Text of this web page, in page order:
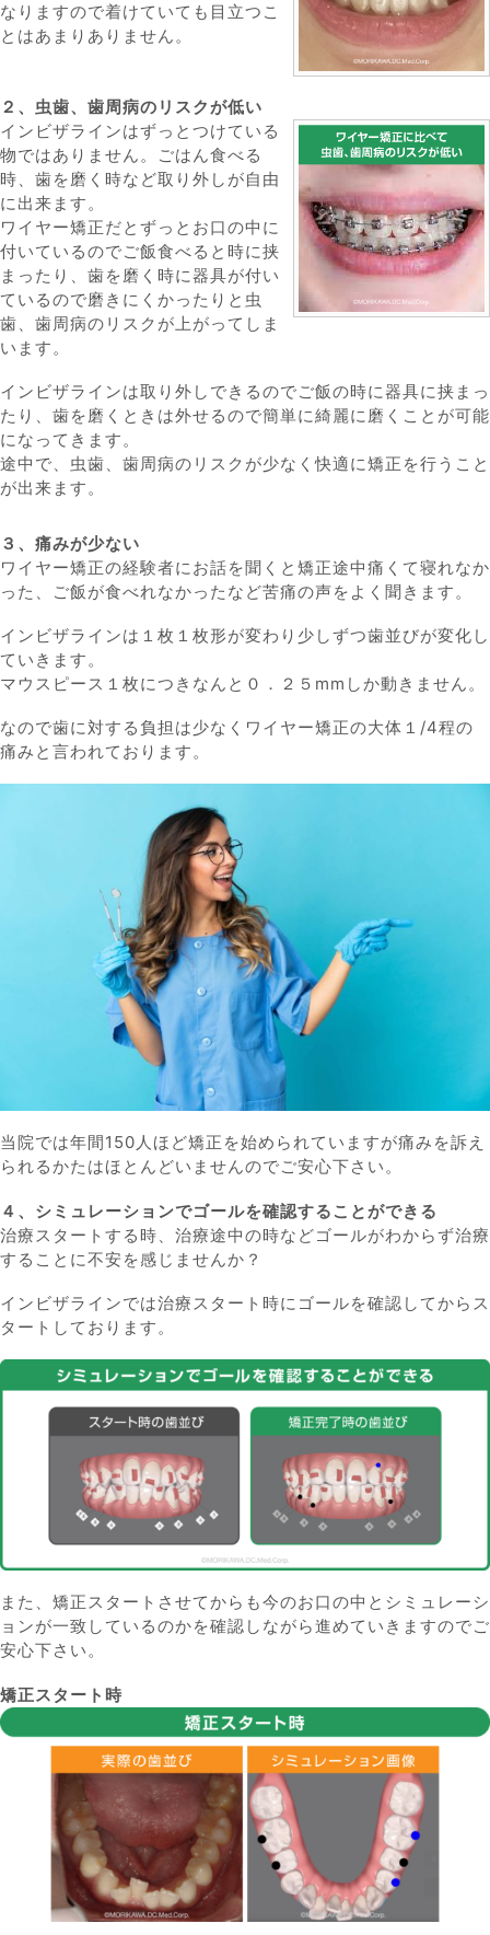
なりますので着けていても目立つこ
とはあまりありません。
２、虫歯、歯周病のリスクが低い
インビザラインはずっとつけている
物ではありません。ごはん食べる
時、歯を磨く時など取り外しが自由
に出来ます。
ワイヤー矯正だとずっとお口の中に
付いているのでご飯食べると時に挟
まったり、歯を磨く時に器具が付い
ているので磨きにくかったりと虫
歯、歯周病のリスクが上がってしま
います。
インビザラインは取り外しできるのでご飯の時に器具に挟まっ
たり、歯を磨くときは外せるので簡単に綺麗に磨くことが可能
になってきます。
途中で、虫歯、歯周病のリスクが少なく快適に矯正を行うこと
が出来ます。
３、痛みが少ない
ワイヤー矯正の経験者にお話を聞くと矯正途中痛くて寝れなか
った、ご飯が食べれなかったなど苦痛の声をよく聞きます。
インビザラインは１枚１枚形が変わり少しずつ歯並びが変化し
ていきます。
マウスピース１枚につきなんと０．２５mmしか動きません。
なので歯に対する負担は少なくワイヤー矯正の大体１/4程の
痛みと言われております。
当院では年間150人ほど矯正を始められていますが痛みを訴え
られるかたはほとんどいませんのでご安心下さい。
４、シミュレーションでゴールを確認することができる
治療スタートする時、治療途中の時などゴールがわからず治療
することに不安を感じませんか？
インビザラインでは治療スタート時にゴールを確認してからス
タートしております。
また、矯正スタートさせてからも今のお口の中とシミュレーシ
ョンが一致しているのかを確認しながら進めていきますのでご
安心下さい。
矯正スタート時